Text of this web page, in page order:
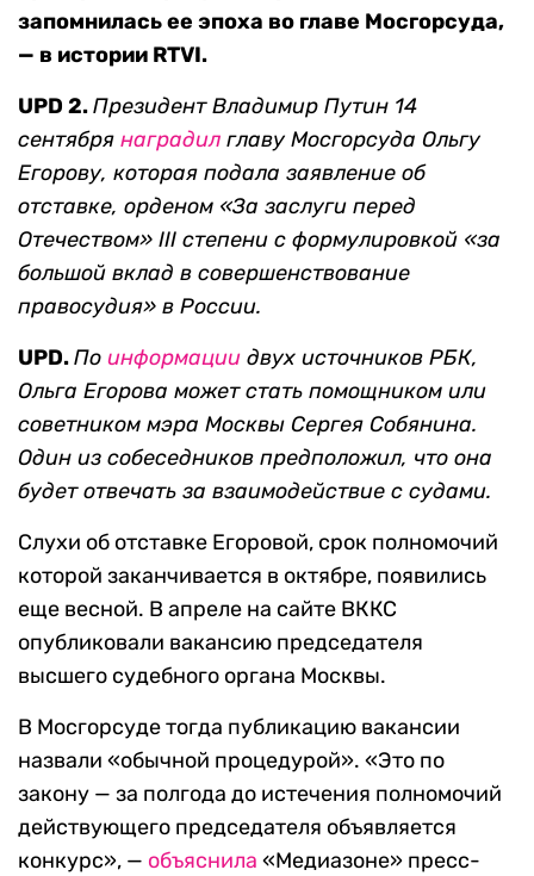
запомнилась ее эпоха во главе Мосгорсуда,
— в истории RTVI.
UPD 2.Президент Владимир Путин 14
сентября наградил главу Мосгорсуда Ольгу
Егорову, которая подала заявление об
отставке, орденом «За заслуги перед
Отечеством» III степени с формулировкой «за
большой вклад в совершенствование
правосудия» в России.
UPD.По информации двух источников РБК,
Ольга Егорова может стать помощником или
советником мэра Москвы Сергея Собянина.
Один из собеседников предположил, что она
будет отвечать за взаимодействие с судами.
Слухи об отставке Егоровой, срок полномочий
которой заканчивается в октябре, появились
еще весной. В апреле на сайте ВККС
опубликовали вакансию председателя
высшего судебного органа Москвы.
В Мосгорсуде тогда публикацию вакансии
назвали «обычной процедурой». «Это по
закону — за полгода до истечения полномочий
действующего председателя объявляется
конкурс», — объяснила «Медиазоне» пресс-